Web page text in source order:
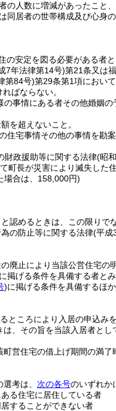
の人数に増減があったこと
居者の世帯構成及び心身
の安定を図る必要がある者
7年法律第14号)第21条又は
第84号)第29条第1項におい
ばならない。
事情にある者その他婚姻
を超えないこと。
住宅事情その他の事情を勘
財政援助等に関する法律(昭
町長が災害により滅失した
場合は、158,000円)
認めるときは、この限りでな
の防止等に関する法律(平成
廃止により当該公営住宅の
に掲げる条件を具備する者とみ
)に掲げる条件を具備するほ
ころにより入居の申込み
、その旨を当該入居者とし
営住宅の借上げ期間の満
考は、 次の各号のいずれか
る住宅に居住している者
することができない者